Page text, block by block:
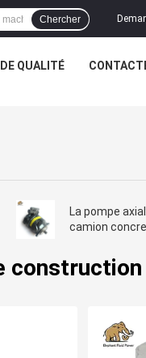
Chercher
QUALITÉ
La pompe
camion
construction